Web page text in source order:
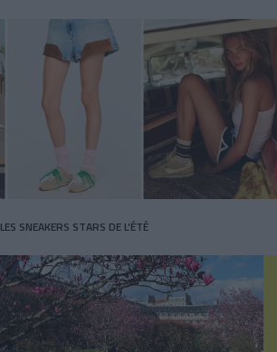
LES SNEAKERS STARS DE L’ÉTÉ